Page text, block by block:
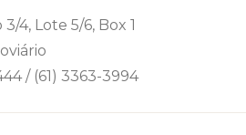
4, Lote 5/6, Box 1
/ (61) 3363-3994